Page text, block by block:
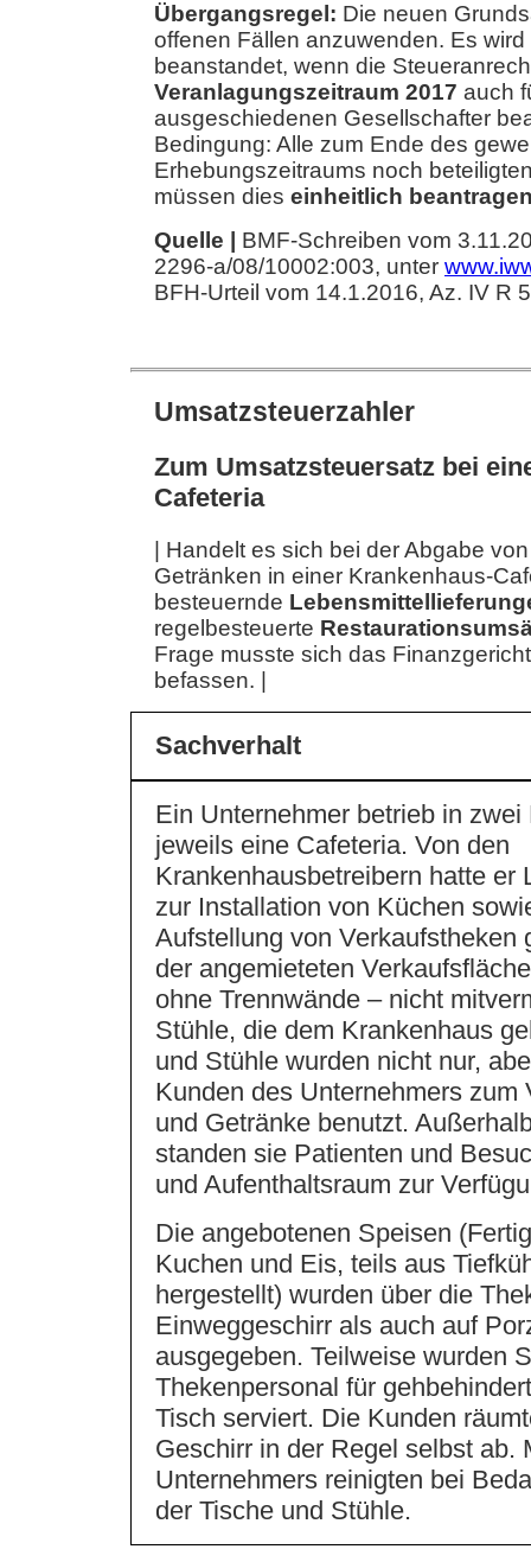
Übergangsregel: Die neuen
offenen Fällen anzuwenden. Es wird
beanstandet, wenn die
Veranlagungszeitraum 2017 auch
ausgeschiedenen Gesellschafter
Bedingung: Alle zum Ende des
Erhebungszeitraums noch
müssen dies einheitlich
Quelle | BMF-Schreiben vom
2296-a/08/10002:003, unter
BFH-Urteil vom 14.1.2016, Az. IV R
Umsatzsteuerzahler
Zum Umsatzsteuersatz bei
Cafeteria
| Handelt es sich bei der Abgabe
Getränken in einer Krankenhaus-
besteuernde
regelbesteuerte
Frage musste sich das
befassen. |
Sachverhalt
Ein Unternehmer betrieb in
jeweils eine Cafeteria. Von den
Krankenhausbetreibern hatte er
zur Installation von Küchen
Aufstellung von Verkaufstheken
der angemieteten
ohne Trennwände – nicht
Stühle, die dem Krankenhaus
und Stühle wurden nicht nur,
Kunden des Unternehmers zum
und Getränke benutzt.
standen sie Patienten und
und Aufenthaltsraum zur
Die angebotenen Speisen
Kuchen und Eis, teils aus
hergestellt) wurden über die
Einweggeschirr als auch auf
ausgegeben. Teilweise wurden
Thekenpersonal für
Tisch serviert. Die Kunden
Geschirr in der Regel selbst ab.
Unternehmers reinigten bei
der Tische und Stühle.